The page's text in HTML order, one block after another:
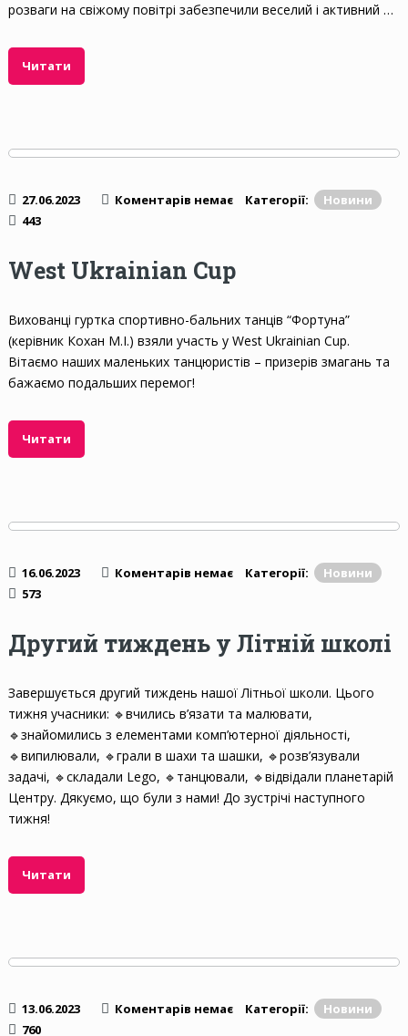
розваги на свіжому повітрі забезпечили веселий і активний …
Читати
27.06.2023 Коментарів немає Категорії:
Новини
443
West Ukrainian Cup
Вихованці гуртка спортивно-бальних танців “Фортуна”
(керівник Кохан М.І.) взяли участь у West Ukrainian Cup.
Вітаємо наших маленьких танцюристів – призерів змагань та
бажаємо подальших перемог!
Читати
16.06.2023 Коментарів немає Категорії:
Новини
573
Другий тиждень у Літній школі
Завершується другий тиждень нашої Літньої школи. Цього
тижня учасники: 🔹️вчились в’язати та малювати,
🔹️знайомились з елементами комп’ютерної діяльності,
🔹️випилювали, 🔹️грали в шахи та шашки, 🔹️розв’язували
задачі, 🔹️складали Lego, 🔹️танцювали, 🔹️відвідали планетарій
Центру. Дякуємо, що були з нами! До зустрічі наступного
тижня!
Читати
13.06.2023 Коментарів немає Категорії:
Новини
760